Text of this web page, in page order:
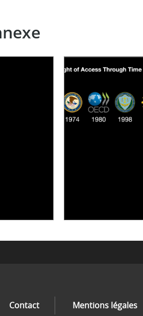
Contact Mentions légales